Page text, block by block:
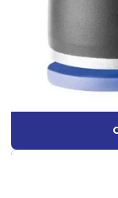
Pistola
Pistola
Pistola para textura
Pistolas de Alta
Pistolas de Baixa